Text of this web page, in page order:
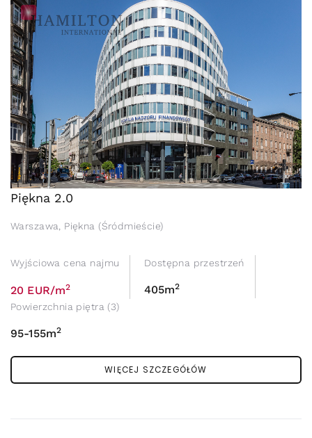
Piękna 2.0
Warszawa, Piękna (Śródmieście)
Wyjściowa cena najmu
20 EUR/m2
Dostępna przestrzeń
405m2
Powierzchnia piętra (3)
95-155m2
WIĘCEJ SZCZEGÓŁÓW